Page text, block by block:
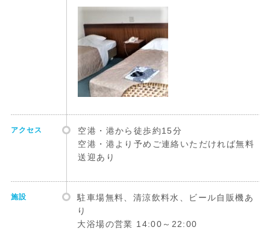
アクセス
空港・港から徒歩約15分
空港・港より予めご連絡いただければ無料
送迎あり
施設
駐車場無料、清涼飲料水、ビール自販機あ
り
大浴場の営業 14:00～22:00